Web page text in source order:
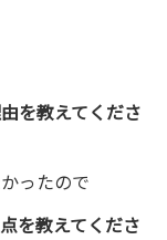
を教えてくださ
ったので
を教えてくださ